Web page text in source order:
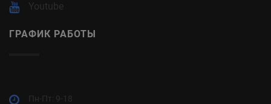
Youtube
ГРАФИК РАБОТЫ
Пн-Пт: 9-18